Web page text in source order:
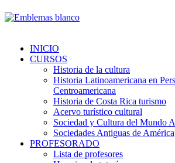
INICIO
CURSOS
Historia de la cultura
Historia Latinoamericana en
Centroamericana
Historia de Costa Rica turismo
Acervo turístico cultural
Sociedad y Cultura del Mundo
Sociedades Antiguas de América
PROFESORADO
Lista de profesores